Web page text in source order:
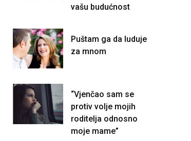
vašu budućnost
Puštam ga da luduje
za mnom
“Vjenčao sam se
protiv volje mojih
roditelja odnosno
moje mame”